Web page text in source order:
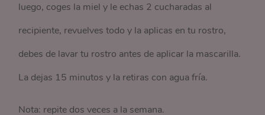
luego, coges la miel y le echas 2 cucharadas al
recipiente, revuelves todo y la aplicas en tu rostro,
debes de lavar tu rostro antes de aplicar la mascarilla.
La dejas 15 minutos y la retiras con agua fría.
Nota: repite dos veces a la semana.